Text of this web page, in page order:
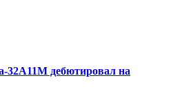
дебютировал на